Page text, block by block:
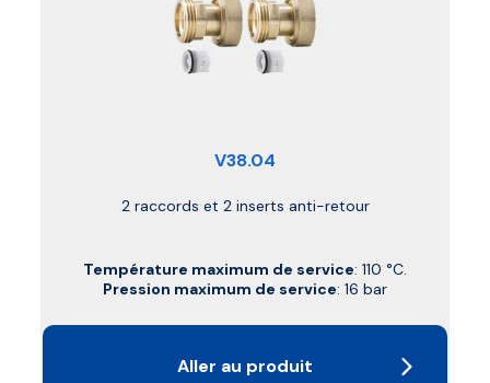
V38.04
2 raccords et 2 inserts anti-retour
Température maximum de service: 110 °C.
Pression maximum de service: 16 bar
Aller au produit